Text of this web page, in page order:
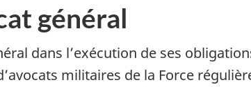
général
dans l’exécution de ses
militaires de la Force